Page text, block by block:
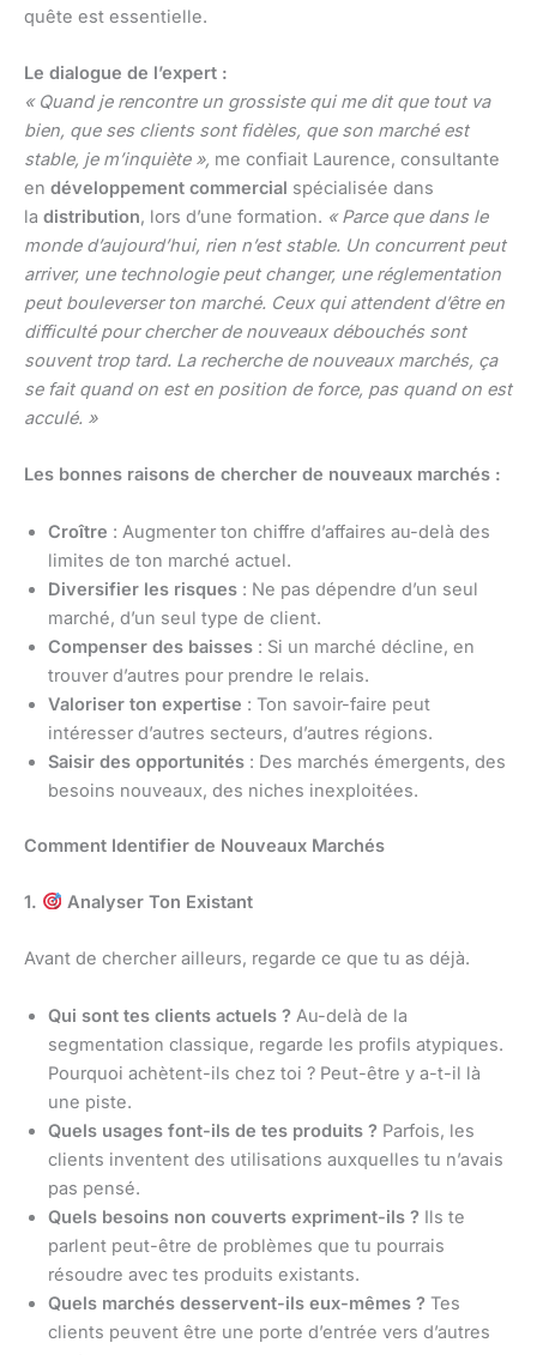
quête est essentielle.
Le dialogue de l’expert :
« Quand je rencontre un grossiste qui me dit que tout va
bien, que ses clients sont fidèles, que son marché est
stable, je m’inquiète », me confiait Laurence, consultante
en développement commercial spécialisée dans
la distribution, lors d’une formation. « Parce que dans le
monde d’aujourd’hui, rien n’est stable. Un concurrent peut
arriver, une technologie peut changer, une réglementation
peut bouleverser ton marché. Ceux qui attendent d’être en
difficulté pour chercher de nouveaux débouchés sont
souvent trop tard. La recherche de nouveaux marchés, ça
se fait quand on est en position de force, pas quand on est
acculé. »
Les bonnes raisons de chercher de nouveaux marchés :
Croître : Augmenter ton chiffre d’affaires au-delà des
limites de ton marché actuel.
Diversifier les risques : Ne pas dépendre d’un seul
marché, d’un seul type de client.
Compenser des baisses : Si un marché décline, en
trouver d’autres pour prendre le relais.
Valoriser ton expertise : Ton savoir-faire peut
intéresser d’autres secteurs, d’autres régions.
Saisir des opportunités : Des marchés émergents, des
besoins nouveaux, des niches inexploitées.
Comment Identifier de Nouveaux Marchés
1. Analyser Ton Existant
Avant de chercher ailleurs, regarde ce que tu as déjà.
Qui sont tes clients actuels ? Au-delà de la
segmentation classique, regarde les profils atypiques.
Pourquoi achètent-ils chez toi ? Peut-être y a-t-il là
une piste.
Quels usages font-ils de tes produits ? Parfois, les
clients inventent des utilisations auxquelles tu n’avais
pas pensé.
Quels besoins non couverts expriment-ils ? Ils te
parlent peut-être de problèmes que tu pourrais
résoudre avec tes produits existants.
Quels marchés desservent-ils eux-mêmes ? Tes
clients peuvent être une porte d’entrée vers d’autres